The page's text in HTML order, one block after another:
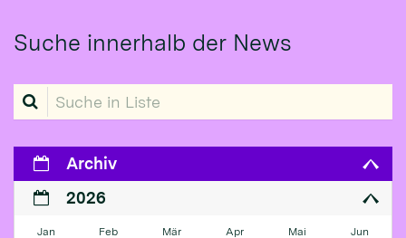
Suche innerhalb der News
Suche in Liste
Archiv
2026
Jan Feb Mär Apr Mai Jun